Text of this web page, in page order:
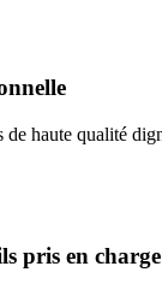
de haute qualité
pris en charge